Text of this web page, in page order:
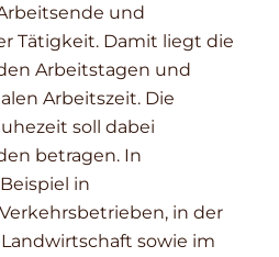
und
Tätigkeit. Damit liegt die
Arbeitstagen und
Arbeitszeit. Die
soll dabei
betragen. In
in
in der
sowie im